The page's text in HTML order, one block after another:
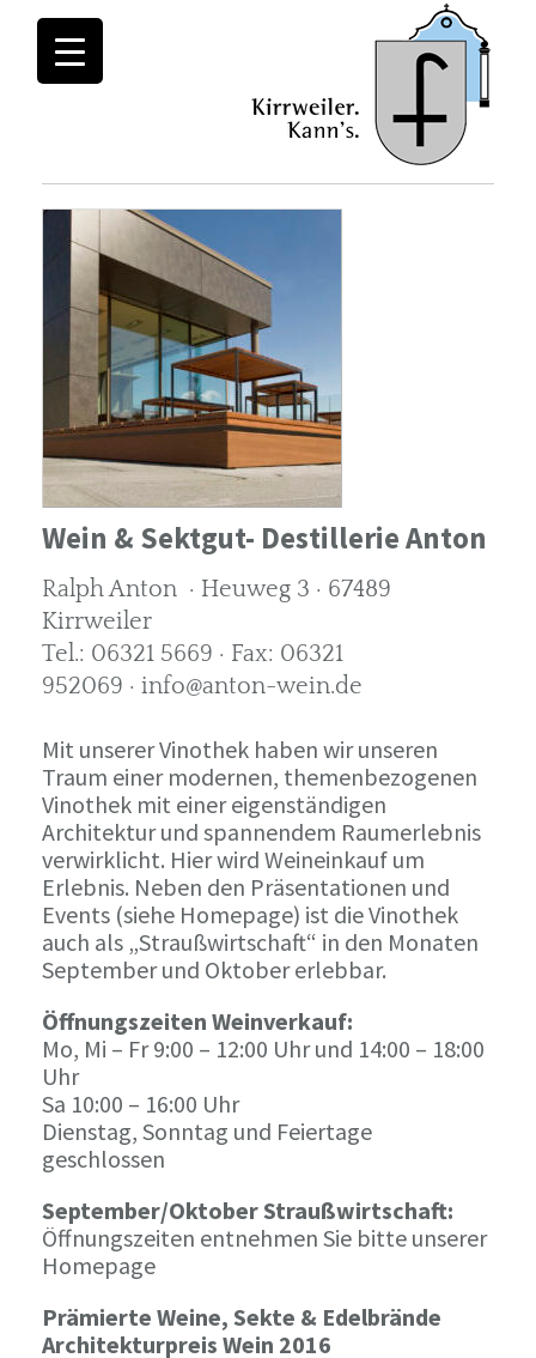
Wein & Sektgut- Destillerie Anton
Ralph Anton · Heuweg 3 · 67489
Kirrweiler
Tel.: 06321 5669 · Fax: 06321
952069 · info@anton-wein.de
Mit unserer Vinothek haben wir unseren
Traum einer modernen, themenbezogenen
Vinothek mit einer eigenständigen
Architektur und spannendem Raumerlebnis
verwirklicht. Hier wird Weineinkauf um
Erlebnis. Neben den Präsentationen und
Events (siehe Homepage) ist die Vinothek
auch als „Straußwirtschaft“ in den Monaten
September und Oktober erlebbar.
Öffnungszeiten Weinverkauf:
Mo, Mi – Fr 9:00 – 12:00 Uhr und 14:00 – 18:00
Uhr
Sa 10:00 – 16:00 Uhr
Dienstag, Sonntag und Feiertage
geschlossen
September/Oktober Straußwirtschaft:
Öffnungszeiten entnehmen Sie bitte unserer
Homepage
Prämierte Weine, Sekte & Edelbrände
Architekturpreis Wein 2016